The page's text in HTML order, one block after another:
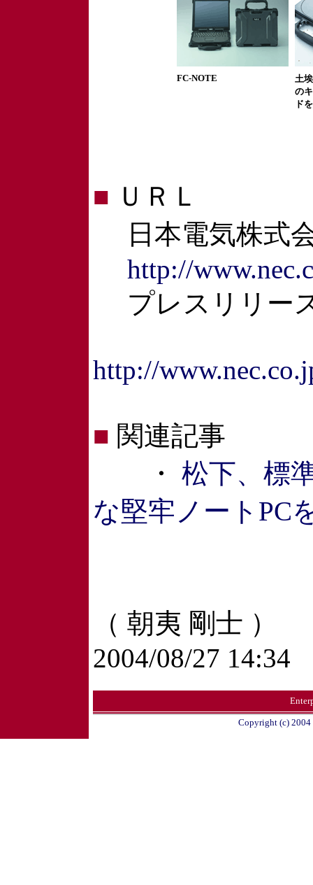
FC-NOTE
土
の
ド
■ ＵＲＬ
日本電気株式
http://
プレスリリー
http://
■ 関連記事
・ 松下、標
な堅牢ノートPC
（ 朝夷 剛士 ）
2004/08/27 14:34
Copyright (c) 2004